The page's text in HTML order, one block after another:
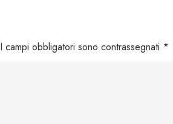
I campi obbligatori sono contrassegnati *